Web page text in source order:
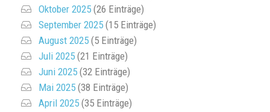
Oktober 2025 (26 Einträge)
September 2025 (15 Einträge)
August 2025 (5 Einträge)
Juli 2025 (21 Einträge)
Juni 2025 (32 Einträge)
Mai 2025 (38 Einträge)
April 2025 (35 Einträge)